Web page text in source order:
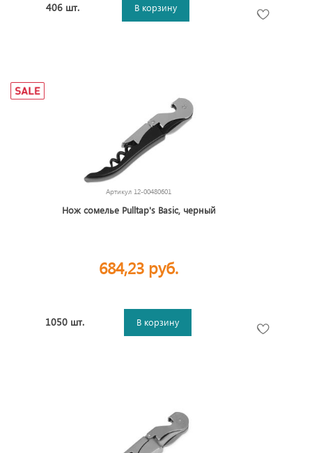
406 шт. В корзину
Артикул 12-00480601
Нож сомелье Pulltap's Basic, черный
684,23 руб.
1050 шт. В корзину